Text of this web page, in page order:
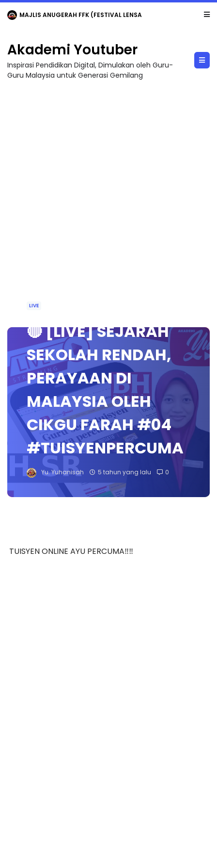
MAJLIS ANUGERAH FFK (FESTIVAL LENSA PENDIDIKAN - FLeP) 2026
Akademi Youtuber
Inspirasi Pendidikan Digital, Dimulakan oleh Guru-
Guru Malaysia untuk Generasi Gemilang
LIVE
🔴 [LIVE] SEJARAH
SEKOLAH RENDAH,
PERAYAAN DI
MALAYSIA OLEH
CIKGU FARAH #04
#TUISYENPERCUMA
Yu. Yuhanisah 5 tahun yang lalu 0
TUISYEN ONLINE AYU PERCUMA‼️‼️